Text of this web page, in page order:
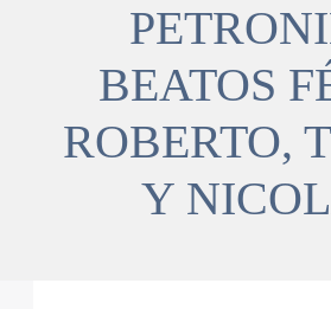
BEATOS
ROBERTO,
Y